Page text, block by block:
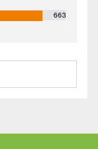
663